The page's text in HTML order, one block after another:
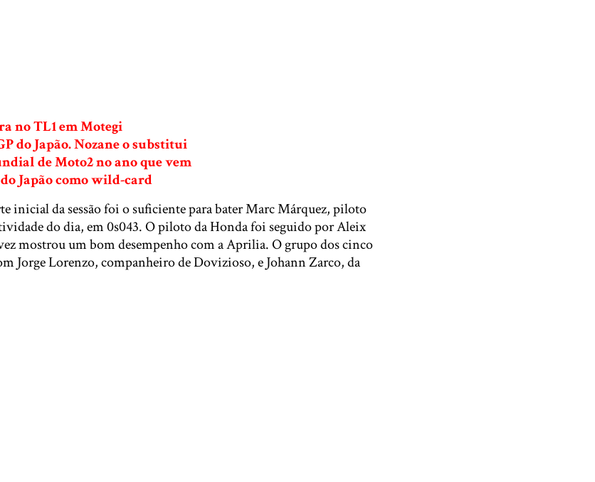
no TL1 em Motegi
do Japão. Nozane o substitui
de Moto2 no ano que vem
Japão como wild-card
inicial da sessão foi o suficiente para bater Marc Márquez, piloto
do dia, em 0s043. O piloto da Honda foi seguido por Aleix
mostrou um bom desempenho com a Aprilia. O grupo dos cinco
Jorge Lorenzo, companheiro de Dovizioso, e Johann Zarco, da